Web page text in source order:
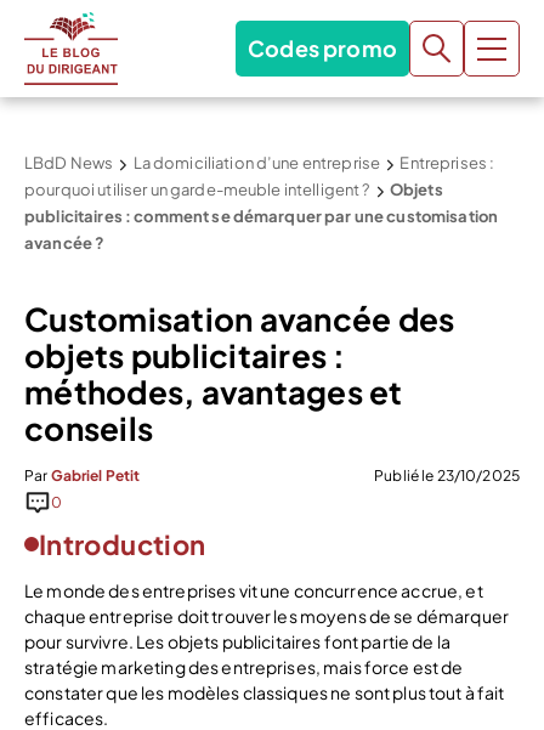
Codes promo
LBdD News La domiciliation d’une entreprise
Entreprises :
pourquoi utiliser un garde-meuble intelligent ?
Objets
publicitaires : comment se démarquer par une customisation
avancée ?
Customisation avancée des
objets publicitaires :
méthodes, avantages et
conseils
Par Gabriel Petit
Publié le 23/10/2025
0
Introduction
Le monde des entreprises vit une concurrence accrue, et
chaque entreprise doit trouver les moyens de se démarquer
pour survivre. Les objets publicitaires font partie de la
stratégie marketing des entreprises, mais force est de
constater que les modèles classiques ne sont plus tout à fait
efficaces.